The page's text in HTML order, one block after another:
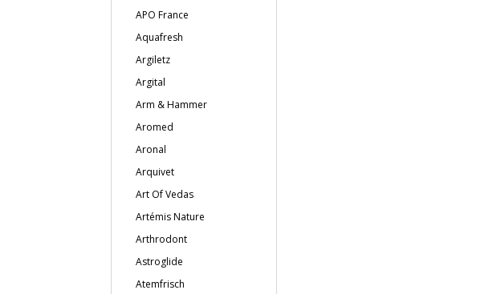
APO France
Aquafresh
Argiletz
Argital
Arm & Hammer
Aromed
Aronal
Arquivet
Art Of Vedas
Artémis Nature
Arthrodont
Astroglide
Atemfrisch